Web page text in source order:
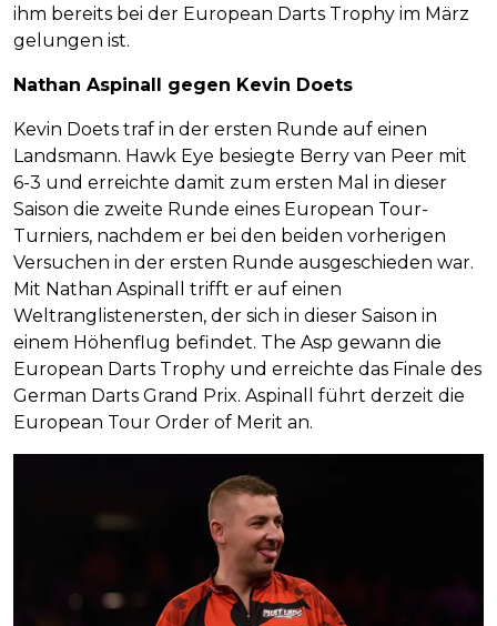
ihm bereits bei der European Darts Trophy im März
gelungen ist.
Nathan Aspinall gegen Kevin Doets
Kevin Doets traf in der ersten Runde auf einen
Landsmann. Hawk Eye besiegte Berry van Peer mit
6-3 und erreichte damit zum ersten Mal in dieser
Saison die zweite Runde eines European Tour-
Turniers, nachdem er bei den beiden vorherigen
Versuchen in der ersten Runde ausgeschieden war.
Mit Nathan Aspinall trifft er auf einen
Weltranglistenersten, der sich in dieser Saison in
einem Höhenflug befindet. The Asp gewann die
European Darts Trophy und erreichte das Finale des
German Darts Grand Prix. Aspinall führt derzeit die
European Tour Order of Merit an.